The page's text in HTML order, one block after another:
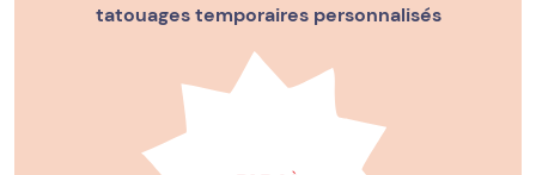
tatouages temporaires personnalisés